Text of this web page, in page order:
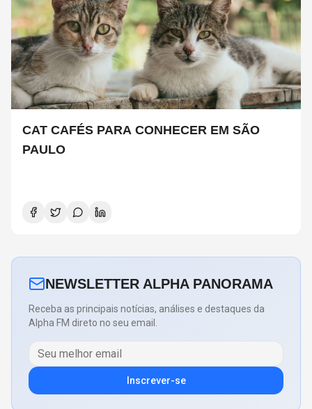
CAT CAFÉS PARA CONHECER EM SÃO
PAULO
NEWSLETTER ALPHA PANORAMA
Receba as principais notícias, análises e destaques da
Alpha FM direto no seu email.
Inscrever-se